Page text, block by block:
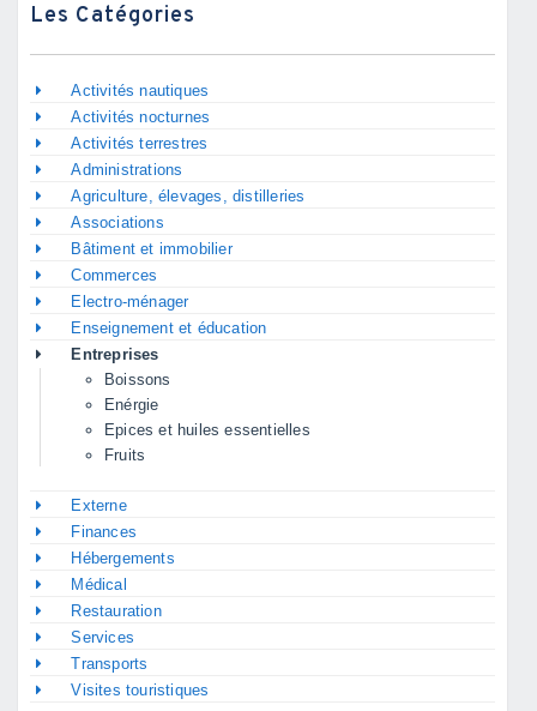
Les Catégories
Activités nautiques
Activités nocturnes
Activités terrestres
Administrations
Agriculture, élevages, distilleries
Associations
Bâtiment et immobilier
Commerces
Electro-ménager
Enseignement et éducation
Entreprises
Boissons
Enérgie
Epices et huiles essentielles
Fruits
Externe
Finances
Hébergements
Médical
Restauration
Services
Transports
Visites touristiques